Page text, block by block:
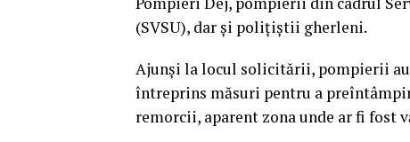
(SVSU), dar și polițiștii gherleni.
Ajunși la locul solicitării, pompierii
întreprins măsuri pentru a
remorcii, aparent zona unde ar fi fost